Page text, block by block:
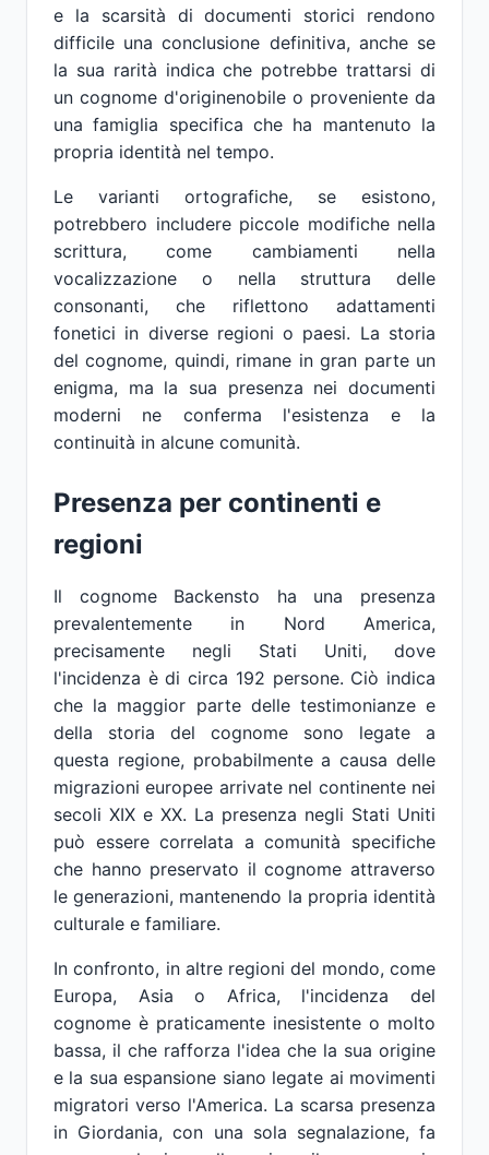
e la scarsità di documenti storici rendono
difficile una conclusione definitiva, anche se
la sua rarità indica che potrebbe trattarsi di
un cognome d'originenobile o proveniente da
una famiglia specifica che ha mantenuto la
propria identità nel tempo.
Le varianti ortografiche, se esistono,
potrebbero includere piccole modifiche nella
scrittura, come cambiamenti nella
vocalizzazione o nella struttura delle
consonanti, che riflettono adattamenti
fonetici in diverse regioni o paesi. La storia
del cognome, quindi, rimane in gran parte un
enigma, ma la sua presenza nei documenti
moderni ne conferma l'esistenza e la
continuità in alcune comunità.
Presenza per continenti e
regioni
Il cognome Backensto ha una presenza
prevalentemente in Nord America,
precisamente negli Stati Uniti, dove
l'incidenza è di circa 192 persone. Ciò indica
che la maggior parte delle testimonianze e
della storia del cognome sono legate a
questa regione, probabilmente a causa delle
migrazioni europee arrivate nel continente nei
secoli XIX e XX. La presenza negli Stati Uniti
può essere correlata a comunità specifiche
che hanno preservato il cognome attraverso
le generazioni, mantenendo la propria identità
culturale e familiare.
In confronto, in altre regioni del mondo, come
Europa, Asia o Africa, l'incidenza del
cognome è praticamente inesistente o molto
bassa, il che rafforza l'idea che la sua origine
e la sua espansione siano legate ai movimenti
migratori verso l'America. La scarsa presenza
in Giordania, con una sola segnalazione, fa